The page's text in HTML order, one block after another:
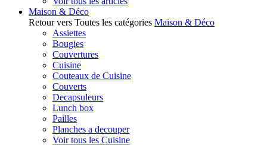
Maison & Déco
Retour vers Toutes les catégories Maison & Déco
Assiettes
Bougies
Couvertures
Cuisine
Couteaux de Cuisine
Couverts
Decapsuleurs
Lunch box
Pailles
Planches a decouper
Voir tous les Cuisine